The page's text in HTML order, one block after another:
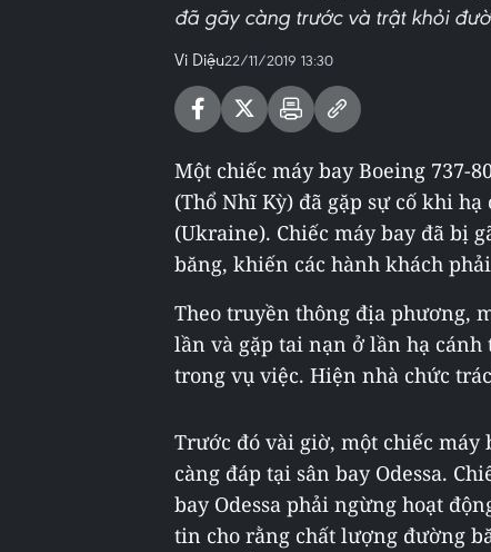
đã gãy càng trước và trật khỏi
Vi Diệu22/11/2019 13:30
Một chiếc máy bay Boeing 737-
(Thổ Nhĩ Kỳ) đã gặp sự cố khi
(Ukraine). Chiếc máy bay đã bị
băng, khiến các hành khách
Theo truyền thông địa phương,
lần và gặp tai nạn ở lần hạ
trong vụ việc. Hiện nhà chức
Trước đó vài giờ, một chiếc máy
càng đáp tại sân bay Odessa.
bay Odessa phải ngừng hoạt
tin cho rằng chất lượng đường